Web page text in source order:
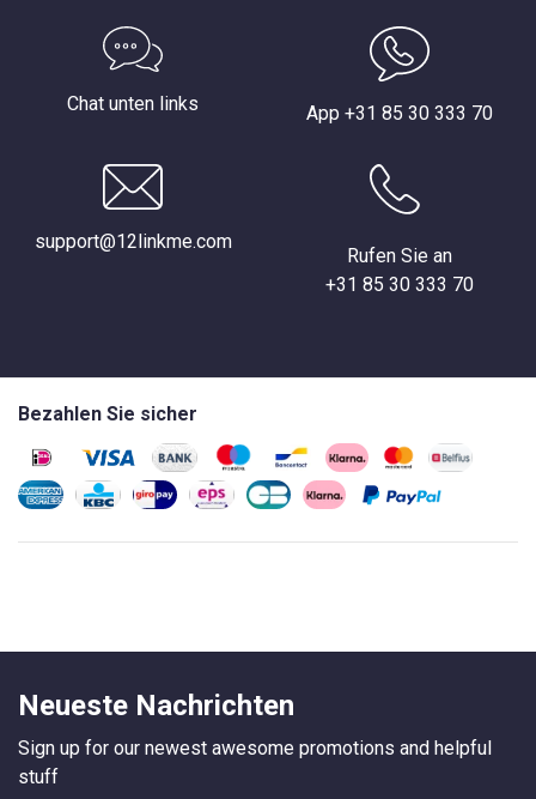
Chat unten links App +31 85 30 333 70
support@12linkme.com
Rufen Sie an
+31 85 30 333 70
Bezahlen Sie sicher
Neueste Nachrichten
Sign up for our newest awesome promotions and helpful
stuff